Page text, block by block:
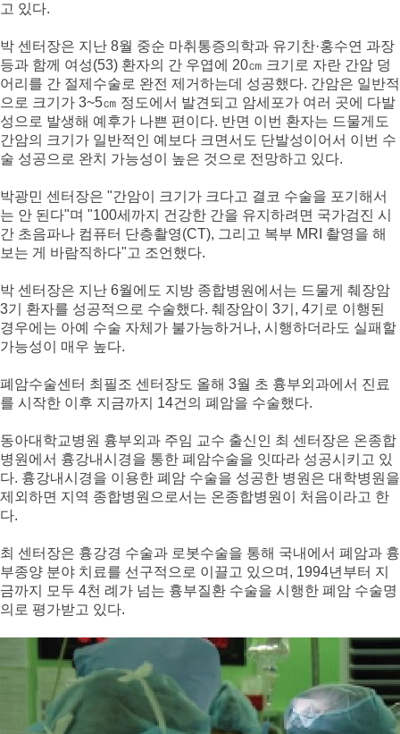
고 있다.
박 센터장은 지난 8월 중순 마취통증의학과 유기찬·홍수연 과장
등과 함께 여성(53) 환자의 간 우엽에 20㎝ 크기로 자란 간암 덩
어리를 간 절제수술로 완전 제거하는데 성공했다. 간암은 일반적
으로 크기가 3~5㎝ 정도에서 발견되고 암세포가 여러 곳에 다발
성으로 발생해 예후가 나쁜 편이다. 반면 이번 환자는 드물게도
간암의 크기가 일반적인 예보다 크면서도 단발성이어서 이번 수
술 성공으로 완치 가능성이 높은 것으로 전망하고 있다.
박광민 센터장은 "간암이 크기가 크다고 결코 수술을 포기해서
는 안 된다"며 "100세까지 건강한 간을 유지하려면 국가검진 시
간 초음파나 컴퓨터 단층촬영(CT), 그리고 복부 MRI 촬영을 해
보는 게 바람직하다"고 조언했다.
박 센터장은 지난 6월에도 지방 종합병원에서는 드물게 췌장암
3기 환자를 성공적으로 수술했다. 췌장암이 3기, 4기로 이행된
경우에는 아예 수술 자체가 불가능하거나, 시행하더라도 실패할
가능성이 매우 높다.
폐암수술센터 최필조 센터장도 올해 3월 초 흉부외과에서 진료
를 시작한 이후 지금까지 14건의 폐암을 수술했다.
동아대학교병원 흉부외과 주임 교수 출신인 최 센터장은 온종합
병원에서 흉강내시경을 통한 폐암수술을 잇따라 성공시키고 있
다. 흉강내시경을 이용한 폐암 수술을 성공한 병원은 대학병원을
제외하면 지역 종합병원으로서는 온종합병원이 처음이라고 한
다.
최 센터장은 흉강경 수술과 로봇수술을 통해 국내에서 폐암과 흉
부종양 분야 치료를 선구적으로 이끌고 있으며, 1994년부터 지
금까지 모두 4천 례가 넘는 흉부질환 수술을 시행한 폐암 수술명
의로 평가받고 있다.